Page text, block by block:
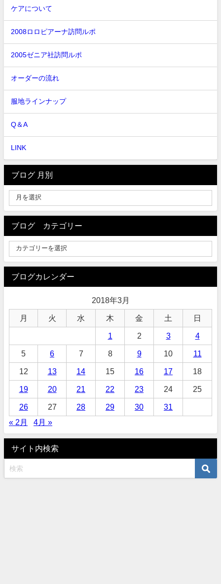
ケアについて
2008ロロピアーナ訪問ルポ
2005ゼニア社訪問ルポ
オーダーの流れ
服地ラインナップ
Q＆A
LINK
ブログ 月別
ブログ カテゴリー
ブログカレンダー
2018年3月
月 火 水 木 金 土 日
1 2 3 4
5 6 7 8 9 10 11
12 13 14 15 16 17 18
19 20 21 22 23 24 25
26 27 28 29 30
31
« 2月
4月 »
サイト内検索